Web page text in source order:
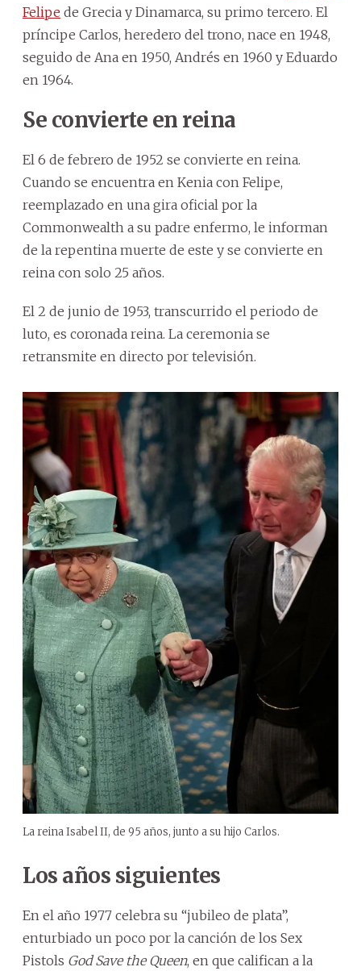
Felipe de Grecia y Dinamarca, su primo tercero. El
príncipe Carlos, heredero del trono, nace en 1948,
seguido de Ana en 1950, Andrés en 1960 y Eduardo
en 1964.
Se convierte en reina
El 6 de febrero de 1952 se convierte en reina.
Cuando se encuentra en Kenia con Felipe,
reemplazado en una gira oficial por la
Commonwealth a su padre enfermo, le informan
de la repentina muerte de este y se convierte en
reina con solo 25 años.
El 2 de junio de 1953, transcurrido el periodo de
luto, es coronada reina. La ceremonia se
retransmite en directo por televisión.
La reina Isabel II, de 95 años, junto a su hijo Carlos.
Los años siguientes
En el año 1977 celebra su “jubileo de plata”,
enturbiado un poco por la canción de los Sex
Pistols God Save the Queen, en que califican a la